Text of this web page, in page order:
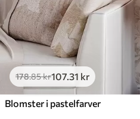
178.85kr107.31 kr
Blomster i pastelfarver